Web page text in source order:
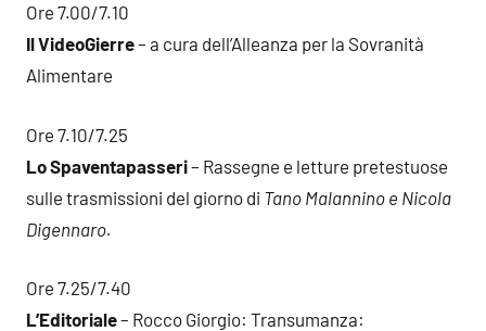
Ore 7.00/7.10
Il VideoGierre– a cura dell’Alleanza per la Sovranità
Alimentare
Ore 7.10/7.25
Lo Spaventapasseri– Rassegne e letture pretestuose
sulle trasmissioni del giorno di Tano Malannino e Nicola
Digennaro.
Ore 7.25/7.40
L’Editoriale– Rocco Giorgio: Transumanza: